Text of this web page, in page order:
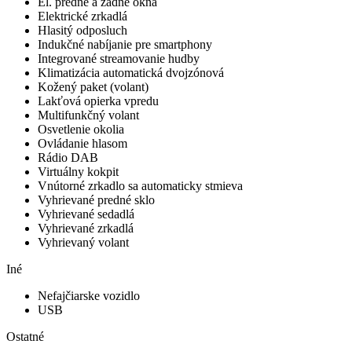
Elektrické zrkadlá
Hlasitý odposluch
Indukčné nabíjanie pre smartphony
Integrované streamovanie hudby
Klimatizácia automatická dvojzónová
Kožený paket (volant)
Lakťová opierka vpredu
Multifunkčný volant
Osvetlenie okolia
Ovládanie hlasom
Rádio DAB
Virtuálny kokpit
Vnútorné zrkadlo sa automaticky stmieva
Vyhrievané predné sklo
Vyhrievané sedadlá
Vyhrievané zrkadlá
Vyhrievaný volant
Iné
Nefajčiarske vozidlo
USB
Ostatné